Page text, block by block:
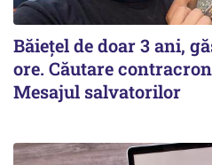
Băiețel de doar 3 ani,
ore. Căutare
Mesajul salvatorilor